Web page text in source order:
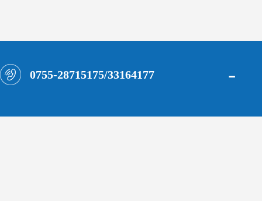
0755-28715175/33164177 -